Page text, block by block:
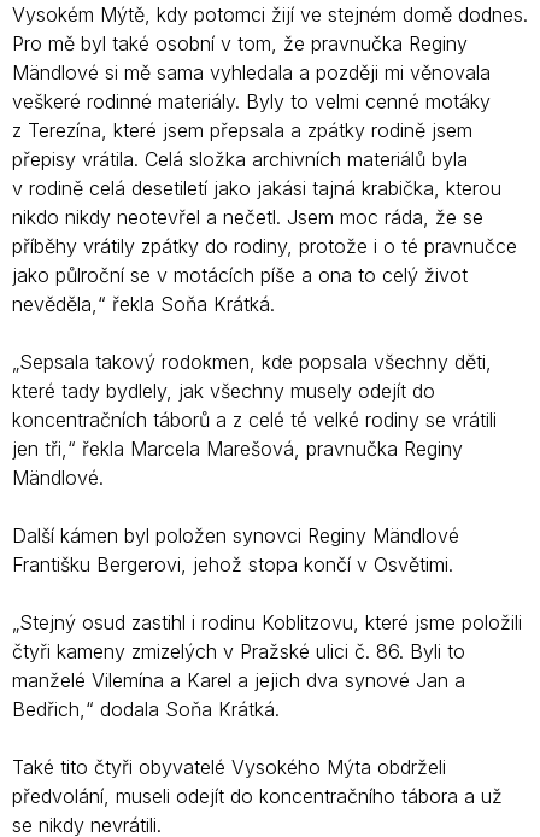
Vysokém Mýtě, kdy potomci žijí ve stejném domě dodnes.
Pro mě byl také osobní v tom, že pravnučka Reginy
Mändlové si mě sama vyhledala a později mi věnovala
veškeré rodinné materiály. Byly to velmi cenné motáky
z Terezína, které jsem přepsala a zpátky rodině jsem
přepisy vrátila. Celá složka archivních materiálů byla
v rodině celá desetiletí jako jakási tajná krabička, kterou
nikdo nikdy neotevřel a nečetl. Jsem moc ráda, že se
příběhy vrátily zpátky do rodiny, protože i o té pravnučce
jako půlroční se v motácích píše a ona to celý život
nevěděla,“ řekla Soňa Krátká.
„Sepsala takový rodokmen, kde popsala všechny děti,
které tady bydlely, jak všechny musely odejít do
koncentračních táborů a z celé té velké rodiny se vrátili
jen tři,“ řekla Marcela Marešová, pravnučka Reginy
Mändlové.
Další kámen byl položen synovci Reginy Mändlové
Františku Bergerovi, jehož stopa končí v Osvětimi.
„Stejný osud zastihl i rodinu Koblitzovu, které jsme položili
čtyři kameny zmizelých v Pražské ulici č. 86. Byli to
manželé Vilemína a Karel a jejich dva synové Jan a
Bedřich,“ dodala Soňa Krátká.
Také tito čtyři obyvatelé Vysokého Mýta obdrželi
předvolání, museli odejít do koncentračního tábora a už
se nikdy nevrátili.